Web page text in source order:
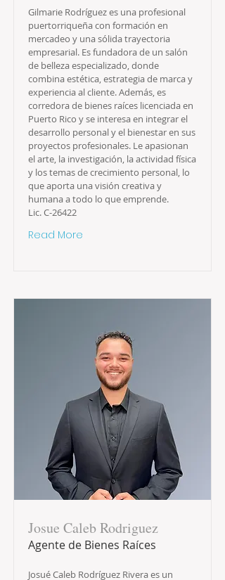
Gilmarie Rodríguez es una profesional
puertorriqueña con formación en
mercadeo y una sólida trayectoria
empresarial. Es fundadora de un salón
de belleza especializado, donde
combina estética, estrategia de marca y
experiencia al cliente. Además, es
corredora de bienes raíces licenciada en
Puerto Rico y se interesa en integrar el
desarrollo personal y el bienestar en sus
proyectos profesionales. Le apasionan
el arte, la investigación, la actividad física
y los temas de crecimiento personal, lo
que aporta una visión creativa y
humana a todo lo que emprende.
Lic. C-26422
Read More
Josue Caleb Rodriguez
Agente de Bienes Raíces
Josué Caleb Rodríguez Rivera es un